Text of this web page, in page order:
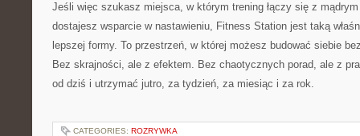
Jeśli więc szukasz miejsca, w którym trening łączy się z
dostajesz wsparcie w nastawieniu, Fitness Station jest taką
lepszej formy. To przestrzeń, w której możesz budować siebie
Bez skrajności, ale z efektem. Bez chaotycznych porad, ale z
od dziś i utrzymać jutro, za tydzień, za miesiąc i za rok.
CATEGORIES: ROZRYWKA